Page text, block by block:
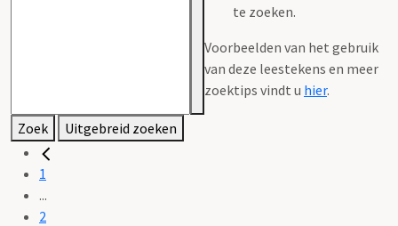
te zoeken.
Voorbeelden van het gebruik
van deze leestekens en meer
zoektips vindt u hier.
Zoek Uitgebreid zoeken
1
...
2